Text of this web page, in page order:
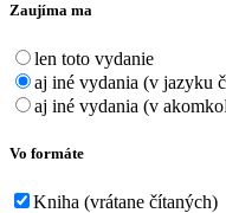
Zaujíma ma
len toto vydanie
aj iné vydania (v jazyku
aj iné vydania (v
Vo formáte
Kniha (vrátane čítaných)